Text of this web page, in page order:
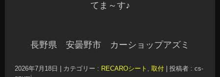
てま～す♪
長野県 安曇野市 カーショップアズミ
2026年7月18日 カテゴリー : RECAROシート , 取付
投稿者 : cs-